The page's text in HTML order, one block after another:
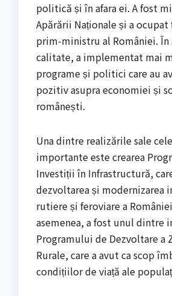
politică și în afara ei. A fost
Apărării Naționale și a ocupat
prim-ministru al României. În
calitate, a implementat mai
programe și politici care au
pozitiv asupra economiei și
românești.
Una dintre realizările sale
importante este crearea
Investiții în Infrastructură,
dezvoltarea și modernizarea
rutiere și feroviare a
asemenea, a fost unul dintre
Programului de Dezvoltare a
Rurale, care a avut ca scop
condițiilor de viață ale